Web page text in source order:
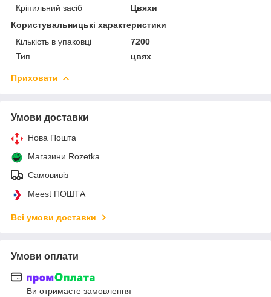
Кріпильний засіб
Цвяхи
Користувальницькі характеристики
Кількість в упаковці
7200
Тип
цвях
Приховати
Умови доставки
Нова Пошта
Магазини Rozetka
Самовивіз
Meest ПОШТА
Всі умови доставки
Умови оплати
Ви отримаєте замовлення